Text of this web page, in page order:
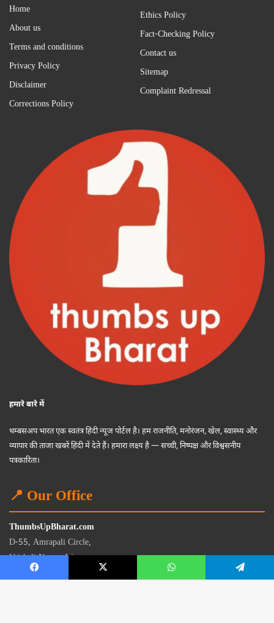
Home
About us
Terms and conditions
Privacy Policy
Disclaimer
Corrections Policy
Ethics Policy
Fact-Checking Policy
Contact us
Sitemap
Complaint Redressal
हमारे बारे में
थम्बसअप भारत एक स्वतंत्र हिंदी न्यूज पोर्टल है। हम राजनीति, मनोरंजन, खेल, स्वास्थ्य और
व्यापार की ताजा खबरें हिंदी में देते हैं। हमारा लक्ष्य है — सच्ची, निष्पक्ष और विश्वसनीय
पत्रकारिता।
📍 Our Office
ThumbsUpBharat.com
D-55, Amrapali Circle,
Vaishali Nagar, Jaipur
Rajasthan - 302021